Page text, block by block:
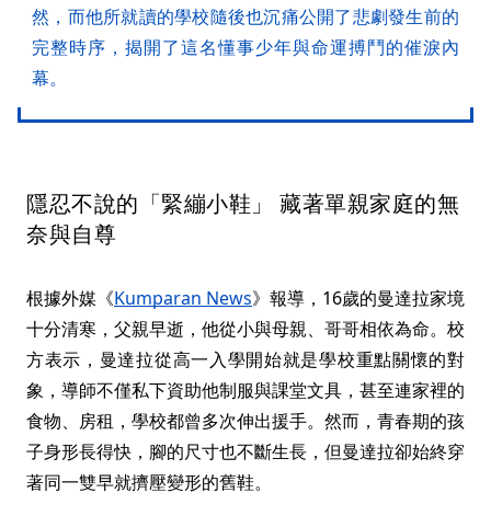
然，而他所就讀的學校隨後也沉痛公開了悲劇發生前的
完整時序，揭開了這名懂事少年與命運搏鬥的催淚內
幕。
隱忍不說的「緊繃小鞋」 藏著單親家庭的無
奈與自尊
根據外媒《Kumparan News》報導，16歲的曼達拉家境
十分清寒，父親早逝，他從小與母親、哥哥相依為命。校
方表示，曼達拉從高一入學開始就是學校重點關懷的對
象，導師不僅私下資助他制服與課堂文具，甚至連家裡的
食物、房租，學校都曾多次伸出援手。然而，青春期的孩
子身形長得快，腳的尺寸也不斷生長，但曼達拉卻始終穿
著同一雙早就擠壓變形的舊鞋。